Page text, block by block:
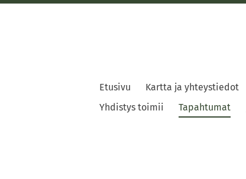
Etusivu Kartta ja yhteystiedot
Yhdistys toimii
Tapahtumat